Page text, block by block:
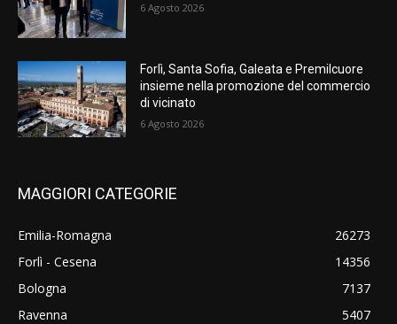
6 Agosto 2026
Forlì, Santa Sofia, Galeata e Premilcuore
insieme nella promozione del commercio
di vicinato
6 Agosto 2026
MAGGIORI CATEGORIE
Emilia-Romagna
26273
Forlì - Cesena
14356
Bologna
7137
Ravenna
5407